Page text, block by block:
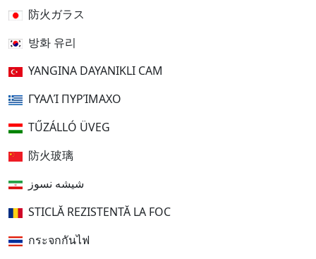
防火ガラス
방화 유리
YANGINA DAYANIKLI CAM
ΓΥΑΛΊ ΠΥΡΊΜΑΧΟ
TŰZÁLLÓ ÜVEG
防火玻璃
شیشه نسوز
STICLĂ REZISTENTĂ LA FOC
กระจกกันไฟ